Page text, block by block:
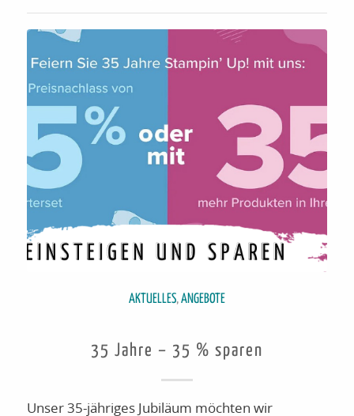
AKTUELLES,ANGEBOTE
35 Jahre – 35 % sparen
Unser 35-jähriges Jubiläum möchten wir